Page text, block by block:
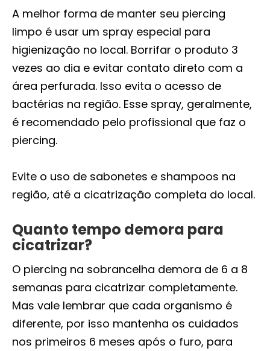
A melhor forma de manter seu piercing
limpo é usar um spray especial para
higienização no local. Borrifar o produto 3
vezes ao dia e evitar contato direto com a
área perfurada. Isso evita o acesso de
bactérias na região. Esse spray, geralmente,
é recomendado pelo profissional que faz o
piercing.
Evite o uso de sabonetes e shampoos na
região, até a cicatrização completa do local.
Quanto tempo demora para
cicatrizar?
O piercing na sobrancelha demora de 6 a 8
semanas para cicatrizar completamente.
Mas vale lembrar que cada organismo é
diferente, por isso mantenha os cuidados
nos primeiros 6 meses após o furo, para